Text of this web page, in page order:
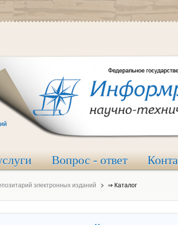
Вопрос - ответ
электронных изданий ⇒ Каталог